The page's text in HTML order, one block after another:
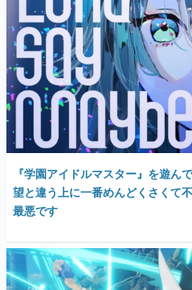
『学園アイドルマスター』を遊ん
望と違う上に一番めんどくさくて
最悪です